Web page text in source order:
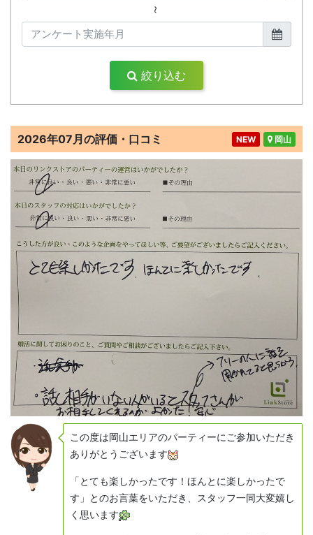
～
絞り込む
岡山
NEW
2026年07月の評価・口コミ
この度は岡山エリアのパーティーにご参加いただき
ありがとうございます
「とても楽しかったです！ほんとに楽しかったで
す」とのお言葉をいただき、スタッフ一同大変嬉し
く思います